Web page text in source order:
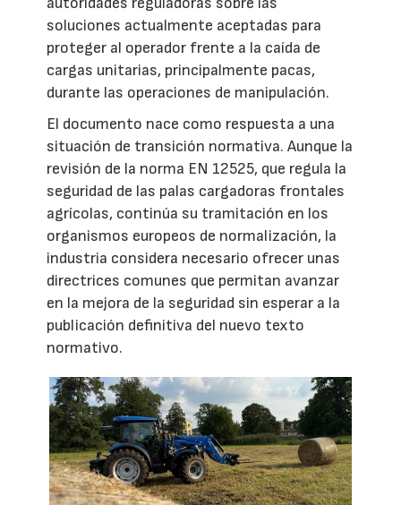
soluciones actualmente aceptadas para
proteger al operador frente a la caída de
cargas unitarias, principalmente pacas,
durante las operaciones de manipulación.
El documento nace como respuesta a una
situación de transición normativa. Aunque la
revisión de la norma EN 12525, que regula la
seguridad de las palas cargadoras frontales
agrícolas, continúa su tramitación en los
organismos europeos de normalización, la
industria considera necesario ofrecer unas
directrices comunes que permitan avanzar
en la mejora de la seguridad sin esperar a la
publicación definitiva del nuevo texto
normativo.